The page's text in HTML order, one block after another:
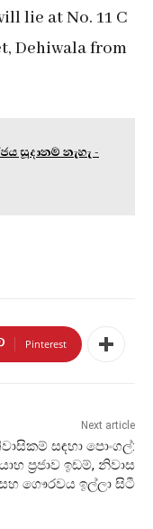
lie at No. 11 C
Dehiwala from
සූදානම් නැහැ -
Pinterest
Next article
සඳහා පොංගල්:
ප්‍රජාව ඉඩම්, නිවාස
ගෞරවය ඉල්ලා සිටී